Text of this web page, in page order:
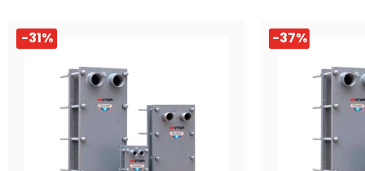
-31%
El
precio
original
$4.900.990.
El
precio
actual
$3.379.990.
-37%
El
precio
original
$4.559.990.
El
precio
actual
$2.859.990.